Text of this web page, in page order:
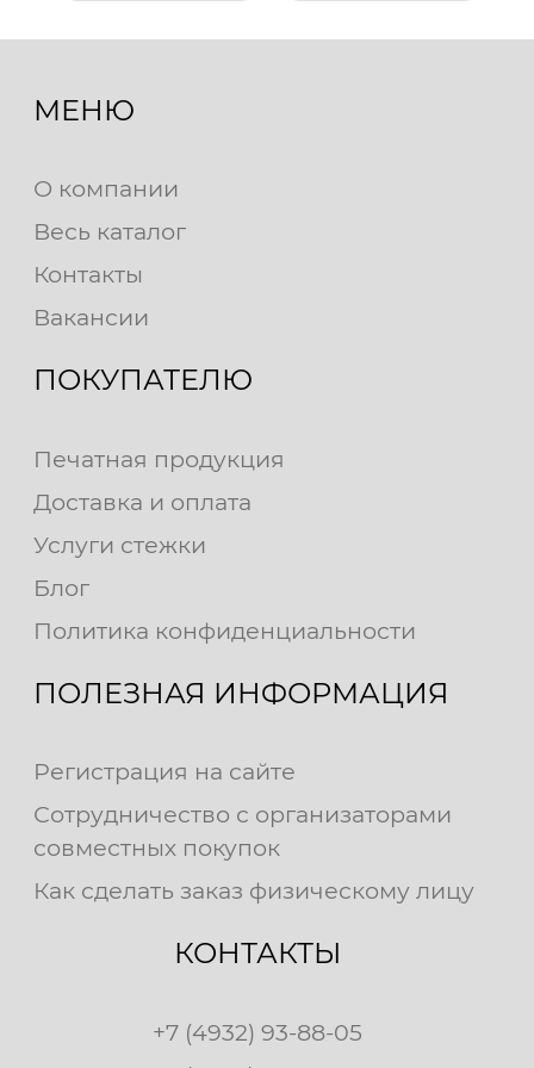
МЕНЮ
О компании
Весь каталог
Контакты
Вакансии
ПОКУПАТЕЛЮ
Печатная продукция
Доставка и оплата
Услуги стежки
Блог
Политика конфиденциальности
ПОЛЕЗНАЯ ИНФОРМАЦИЯ
Регистрация на сайте
Сотрудничество с организаторами
совместных покупок
Как сделать заказ физическому лицу
КОНТАКТЫ
+7 (4932) 93-88-05